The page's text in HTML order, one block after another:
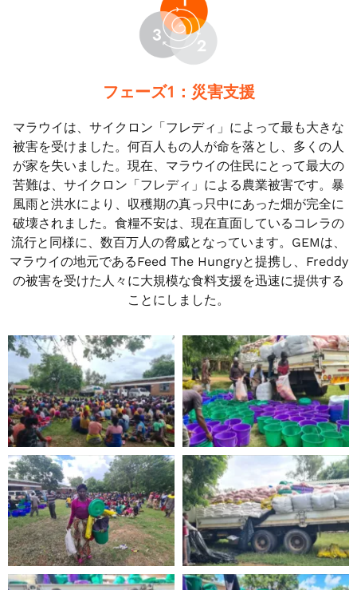
フェーズ1：災害支援
マラウイは、サイクロン「フレディ」によって最も大きな
被害を受けました。何百人もの人が命を落とし、多くの人
が家を失いました。現在、マラウイの住民にとって最大の
苦難は、サイクロン「フレディ」による農業被害です。暴
風雨と洪水により、収穫期の真っ只中にあった畑が完全に
破壊されました。食糧不安は、現在直面しているコレラの
流行と同様に、数百万人の脅威となっています。GEMは、
マラウイの地元であるFeed The Hungryと提携し、Freddy
の被害を受けた人々に大規模な食料支援を迅速に提供する
ことにしました。